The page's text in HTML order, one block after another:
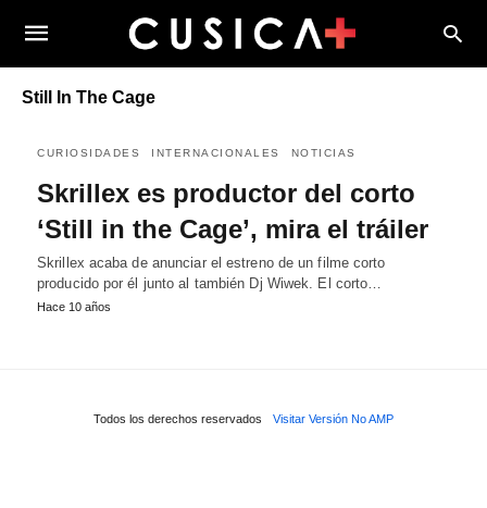
Still In The Cage
CURIOSIDADES INTERNACIONALES NOTICIAS
Skrillex es productor del corto
‘Still in the Cage’, mira el tráiler
Skrillex acaba de anunciar el estreno de un filme corto
producido por él junto al también Dj Wiwek. El corto…
Hace 10 años
Todos los derechos reservados Visitar Versión No AMP